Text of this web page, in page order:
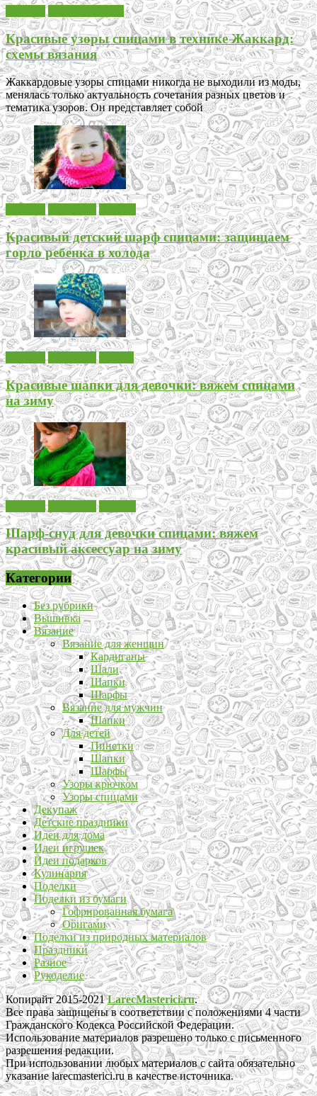
Красивые узоры спицами в технике Жаккард:
схемы вязания
Жаккардовые узоры спицами никогда не выходили из моды,
менялась только актуальность сочетания разных цветов и
тематика узоров. Он представляет собой
Красивый детский шарф спицами: защищаем
горло ребенка в холода
Красивые шапки для девочки: вяжем спицами
на зиму
Шарф-снуд для девочки спицами: вяжем
красивый аксессуар на зиму
Категории
Без рубрики
Вышивка
Вязание
Вязание для женщин
Кардиганы
Шали
Шапки
Шарфы
Вязание для мужчин
Шапки
Для детей
Пинетки
Шапки
Шарфы
Узоры крючком
Узоры спицами
Декупаж
Детские праздники
Идеи для дома
Идеи игрушек
Идеи подарков
Кулинария
Поделки
Поделки из бумаги
Гофрированная бумага
Оригами
Поделки из природных материалов
Праздники
Разное
Рукоделие
Копирайт 2015-2021LarecMasterici.ru.
Все права защищены в соответствии с положениями 4 части
Гражданского Кодекса Российской Федерации.
Использование материалов разрешено только с письменного
разрешения редакции.
При использовании любых материалов с сайта обязательно
указание larecmasterici.ru в качестве источника.